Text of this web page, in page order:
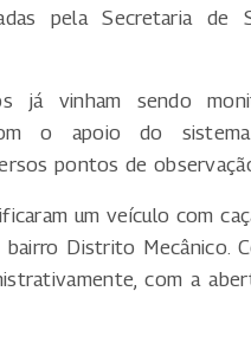
pela Secretaria de
já vinham sendo
o apoio do
pontos de
um veículo com
Distrito Mecânico.
com a